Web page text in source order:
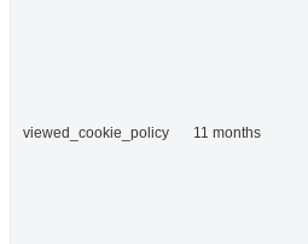
viewed_cookie_policy 11 months